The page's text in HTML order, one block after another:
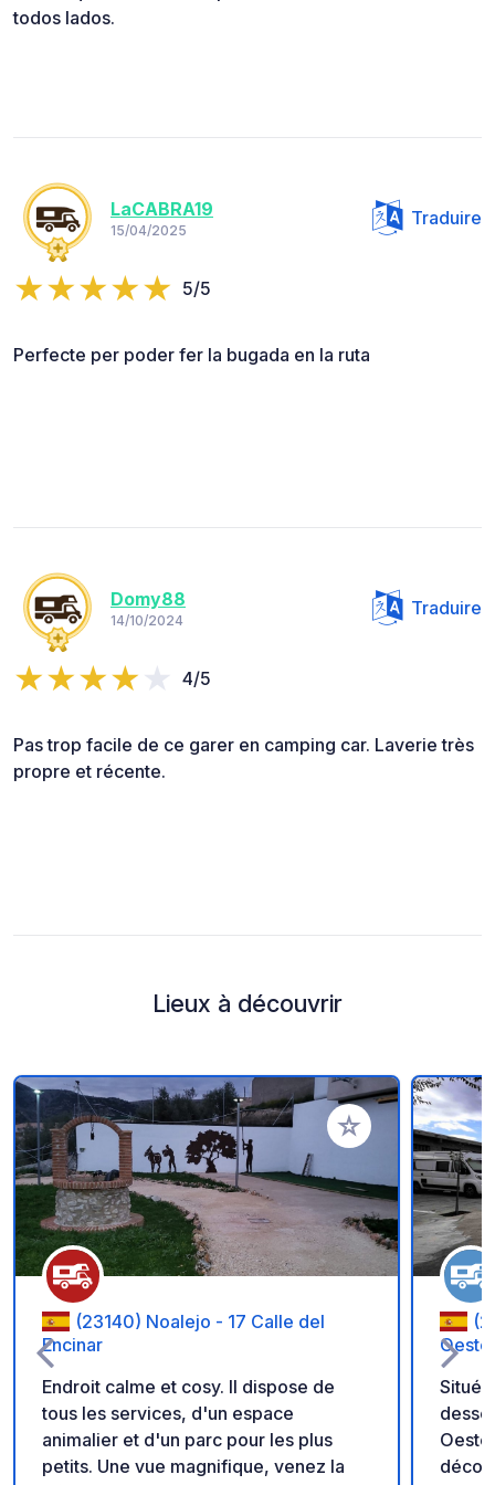
todos lados.
LaCABRA19
15/04/2025
Traduire
5/5
Perfecte per poder fer la bugada en la ruta
Domy88
14/10/2024
Traduire
4/5
Pas trop facile de ce garer en camping car. Laverie très
propre et récente.
Lieux à découvrir
Ajouter à vos
(23140) Noalejo - 17 Calle del
Encinar
Endroit calme et cosy. Il dispose de
tous les services, d'un espace
animalier et d'un parc pour les plus
petits. Une vue magnifique, venez la
Oeste
Situé